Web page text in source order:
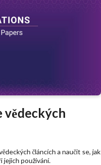
vědeckých
článcích a naučit se, jak
jejich používání.